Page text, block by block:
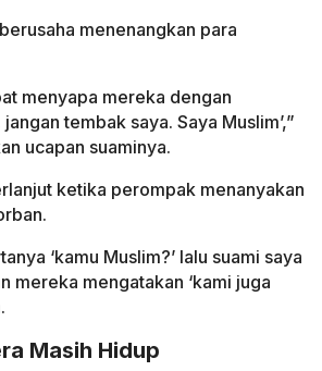
menenangkan para
menyapa mereka dengan
tembak saya. Saya Muslim’,”
ucapan suaminya.
ketika perompak menanyakan
‘kamu Muslim?’ lalu suami saya
mereka mengatakan ‘kami juga
Masih Hidup